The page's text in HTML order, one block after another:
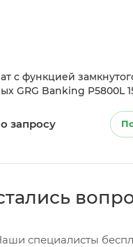
с функцией
GRG Banking P5800L
запросу
специалисты